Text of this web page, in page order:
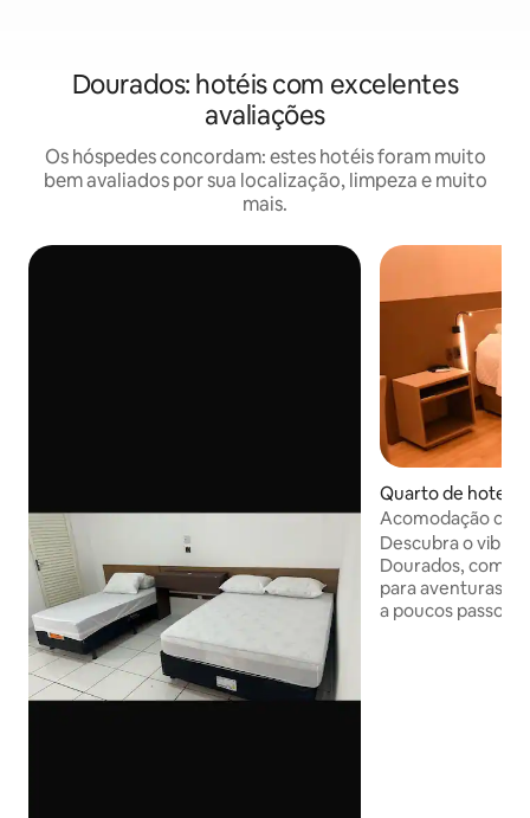
Dourados: hotéis com excelentes
avaliações
Os hóspedes concordam: estes hotéis foram muito
bem avaliados por sua localização, limpeza e muito
mais.
Quarto de hotel ⋅
Acomodação
perto da Área
Descubra o
Dourados, com
para aventuras
a poucos passos